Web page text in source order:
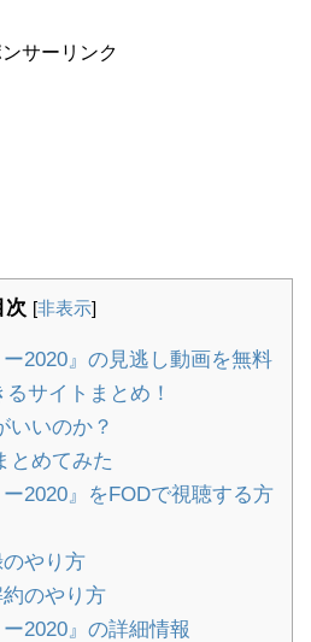
サーリンク
次 [非表示]
2020』の見逃し動画を無料
サイトまとめ！
いのか？
とめてみた
2020』をFODで視聴する方
やり方
のやり方
2020』の詳細情報